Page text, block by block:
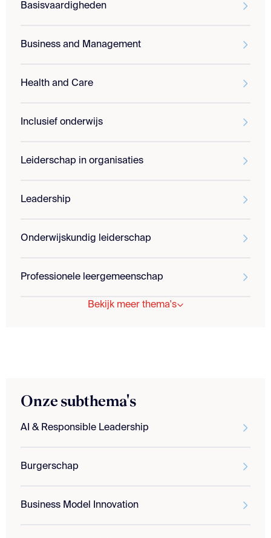
Basisvaardigheden
Business and Management
Health and Care
Inclusief onderwijs
Leiderschap in organisaties
Leadership
Onderwijskundig leiderschap
Professionele leergemeenschap
Bekijk meer thema's
Onze subthema's
AI & Responsible Leadership
Burgerschap
Business Model Innovation